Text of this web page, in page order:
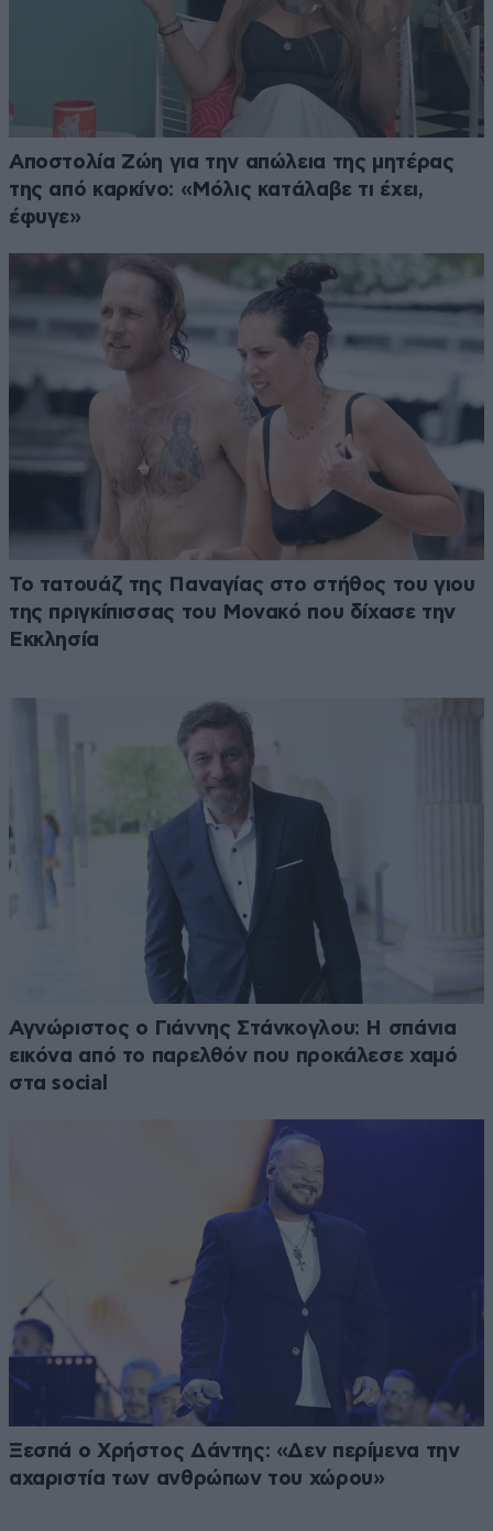
Αποστολία Ζώη για την απώλεια της μητέρας
της από καρκίνο: «Μόλις κατάλαβε τι έχει,
έφυγε»
Το τατουάζ της Παναγίας στο στήθος του γιου
της πριγκίπισσας του Μονακό που δίχασε την
Εκκλησία
Αγνώριστος ο Γιάννης Στάνκογλου: Η σπάνια
εικόνα από το παρελθόν που προκάλεσε χαμό
στα social
Ξεσπά ο Χρήστος Δάντης: «Δεν περίμενα την
αχαριστία των ανθρώπων του χώρου»